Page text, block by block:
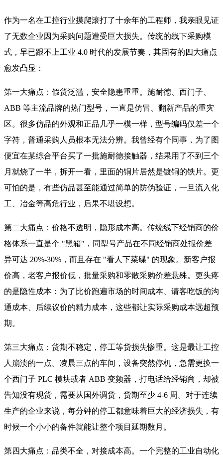
作为一名在工控行业摸爬滚打了十余年的工程师，我亲眼见证
了无数企业因为采购问题遭受巨大损失。传统的线下采购模
式，早已跟不上工业 4.0 时代的发展节奏，其固有的四大痛点
愈发凸显：
第一大痛点：假货泛滥，安全隐患重重。施耐德、西门子、
ABB 等主流品牌的热门型号，一直是仿冒、翻新产品的重灾
区。很多仿品的外观和正品几乎一模一样，型号编码仅差一个
字符，普通采购人员根本无法分辨。我曾经有个同事，为了图
便宜在某综合平台买了一批施耐德接触器，结果用了不到三个
月就烧了一半，拆开一看，里面的铜片居然是镀铜的铁片。更
可怕的是，有些仿品甚至能通过简单的防伪验证，一旦流入化
工、冶金等高危行业，后果不堪设想。
第二大痛点：价格不透明，隐形成本高。传统线下经销商的价
格体系一直是个 "黑箱"，同型号产品在不同经销商处报价差
异可达 20%-30%，而且存在 "看人下菜碟" 的现象。新客户报
价高，老客户报价低，批量采购和零散采购价差悬殊。更头疼
的是隐性成本：为了比价跑遍市场的时间成本、请客吃饭的沟
通成本、后续议价的精力成本，这些都让实际采购成本远超预
期。
第三大痛点：货期不稳定，停工等货损失惨重。这是最让工控
人崩溃的一点。凌晨三点的车间，设备突然停机，急需更换一
个西门子 PLC 模块或者 ABB 变频器，打电话给经销商，却被
告知没有现货，需要从国外调货，货期至少 4-6 周。对于连续
生产的企业来说，每分钟的停工都意味着巨大的经济损失，有
时候一个小小的备件就能让整个项目延期数月。
第四大痛点：品类不全，对接成本高。一个完整的工业自动化